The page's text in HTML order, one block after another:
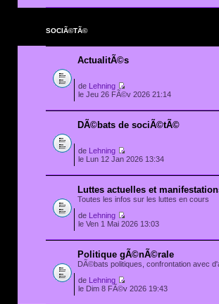
SOCIÃ©TÃ©
ActualitÃ©s
de
Lehning
le Jeu 26 FÃ©v 2026 21:14
DÃ©bats de sociÃ©tÃ©
de
Lehning
le Lun 12 Jan 2026 13:34
Luttes actuelles et
Toutes les infos sur les luttes en cours
de
Lehning
le Ven 1 Mai 2026 13:03
Politique gÃ©nÃ©rale
DÃ©bats politiques, confrontation avec
de
Lehning
le Dim 8 FÃ©v 2026 19:43